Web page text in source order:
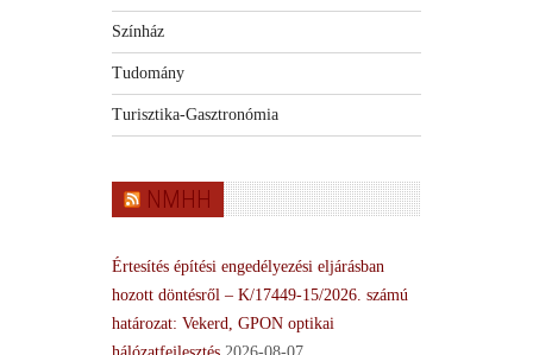
Színház
Tudomány
Turisztika-Gasztronómia
NMHH
Értesítés építési engedélyezési eljárásban
hozott döntésről – K/17449-15/2026. számú
határozat: Vekerd, GPON optikai